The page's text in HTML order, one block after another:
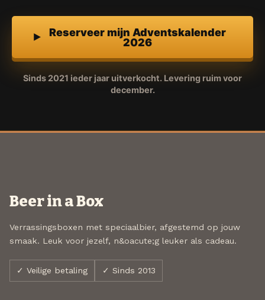
Reserveer mijn Adventskalender
2026
Sinds 2021 ieder jaar uitverkocht. Levering ruim voor
december.
Beer in a Box
Verrassingsboxen met speciaalbier, afgestemd op jouw
smaak. Leuk voor jezelf, n&oacute;g leuker als cadeau.
✓ Veilige betaling ✓ Sinds 2013